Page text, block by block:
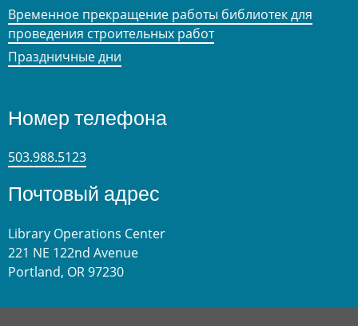
Временное прекращение работы библиотек для
проведения строительных работ
Праздничные дни
Номер телефона
503.988.5123
Почтовый адрес
Library Operations Center
221 NE 122nd Avenue
Portland, OR 97230